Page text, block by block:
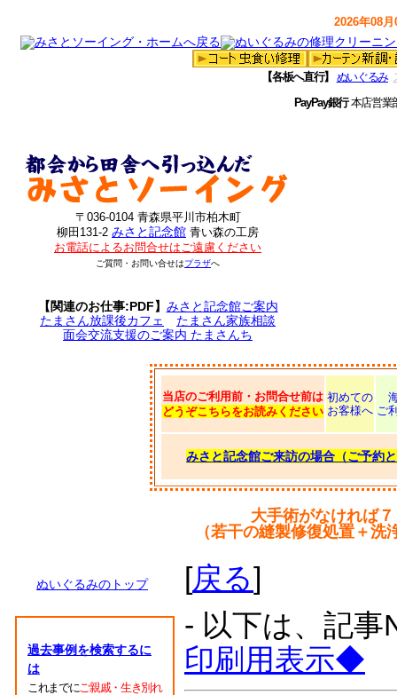
2026年08
【各板へ直行】 ぬいぐるみ
PayPay銀行本店営
〒036-0104 青森県平川市柏木町
柳田131-2 みさと記念館 青い森の工房
お電話によるお問合せはご遠慮ください
ご質問・お問い合せはプラザへ
【関連のお仕事:PDF】 みさと記念館ご案内
たまさん放課後カフェ
たまさん家族相談
面会交流支援のご案内 たまさんち
当店のご利用前・お問合せ前は
どうぞこちらをお読みください
初めての
お客様へ ご
みさと記念館ご来訪の場合（ご予約
大手術がなければ
（若干の縫製修復処置＋
ぬいぐるみのトップ
過去事例を検索するに
は
これまでにご親戚・生き別れ
[戻る]
- 以下は、記事
印刷用表示◆